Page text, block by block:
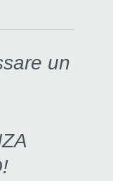
un